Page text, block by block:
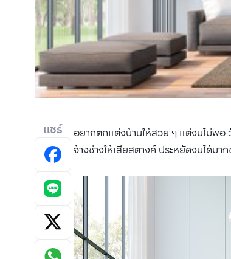
แชร์ อยากตกแต่งบ้านให้สวย ๆ แต่งบไม่พอ
จ้างช่างให้เสียสตางค์ ประหยัดงบได้ม